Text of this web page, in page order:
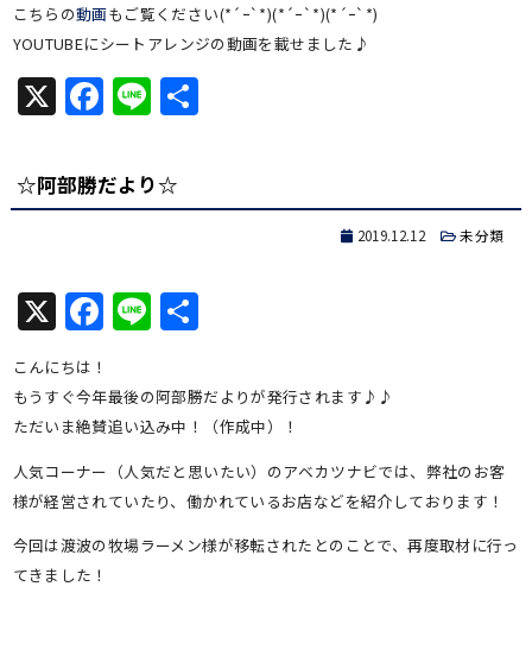
こちらの動画もご覧ください(*´ｰ`*)(*´ｰ`*)(*´ｰ`*)
YOUTUBEにシートアレンジの動画を載せました♪
X Facebook
Line共
☆阿部勝だより☆
2019.12.12 未分類
X Facebook
Line共
こんにちは！
もうすぐ今年最後の阿部勝だよりが発行されます♪♪
ただいま絶賛追い込み中！（作成中）！
人気コーナー（人気だと思いたい）のアベカツナビでは、弊社のお客
様が経営されていたり、働かれているお店などを紹介しております！
今回は渡波の牧場ラーメン様が移転されたとのことで、再度取材に行っ
てきました！